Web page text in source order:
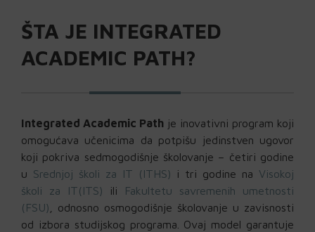
ŠTA JE INTEGRATED
ACADEMIC PATH?
Integrated Academic Path je inovativni program koji
omogućava učenicima da potpišu jedinstven ugovor
koji pokriva sedmogodišnje školovanje – četiri godine
u Srednjoj školi za IT (ITHS) i tri godine na Visokoj
školi za IT(ITS) ili
Fakultetu savremenih umetnosti
(FSU) , odnosno osmogodišnje školovanje u zavisnosti
od izbora studijskog programa. Ovaj model garantuje